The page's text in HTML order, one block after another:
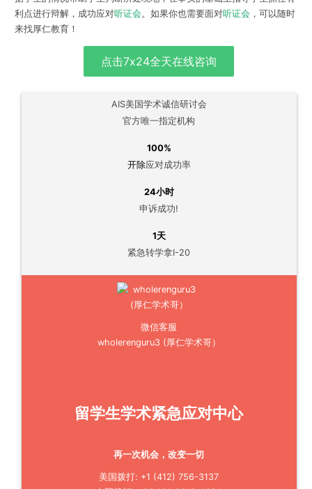
利点进行辩解，成功应对听证会。如果你也需要面对听证会 ，可以随时
来找厚仁教育！
点击7x24全天在线咨询
AIS美国学术诚信研讨会
官方唯一指定机构
100%
开除应对成功率
24小时
申诉成功!
1天
紧急转学拿I-20
微信客服
wholerenguru3 (厚仁学术哥）
留学生学术紧急应对中心
再一次机会，改变一切
美国拨打: +1 (412) 756-3137